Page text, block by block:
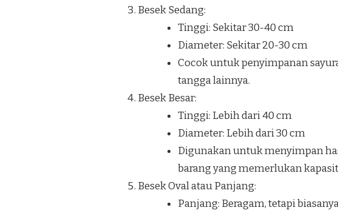
Besek Sedang:
Tinggi: Sekitar 30-40 cm
Diameter: Sekitar 20-30 cm
Cocok untuk penyimpanan
tangga lainnya.
Besek Besar:
Tinggi: Lebih dari 40 cm
Diameter: Lebih dari 30 cm
Digunakan untuk menyimpan
barang yang memerlukan
Besek Oval atau Panjang:
Panjang: Beragam, tetapi